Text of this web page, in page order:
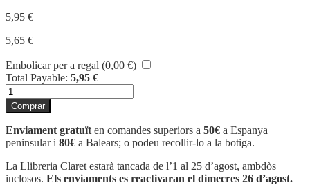
5,95 €
5,65 €
Embolicar per a regal (0,00 €)
Total Payable: 5,95 €
quantitat
de
1994
EL
AÑO
QUE
TU
NACISTE
Comprar
Enviament gratuït en comandes superiors a 50€ a Espanya
peninsular i 80€ a Balears; o podeu recollir-lo a la botiga.
La Llibreria Claret estarà tancada de l’1 al 25 d’agost, ambdòs
inclosos. Els enviaments es reactivaran el dimecres 26 d’agost.